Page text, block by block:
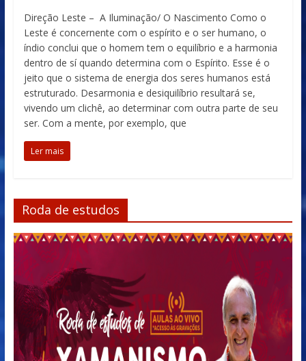
Direção Leste – A Iluminação/ O Nascimento Como o
Leste é concernente com o espírito e o ser humano, o
índio conclui que o homem tem o equilíbrio e a harmonia
dentro de sí quando determina com o Espírito. Esse é o
jeito que o sistema de energia dos seres humanos está
estruturado. Desarmonia e desiquilíbrio resultará se,
vivendo um clichê, ao determinar com outra parte de seu
ser. Com a mente, por exemplo, que
Ler mais
Roda de estudos